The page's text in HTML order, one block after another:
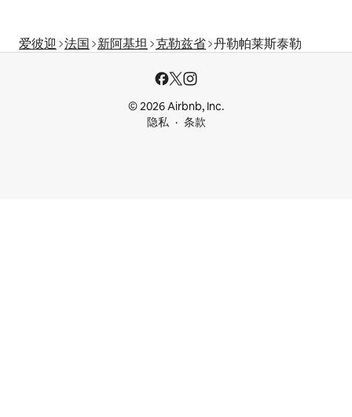
爱彼迎 法国 新阿基坦 克勒兹省 丹勒帕莱斯泰勒
© 2026 Airbnb, Inc.
隐私
条款